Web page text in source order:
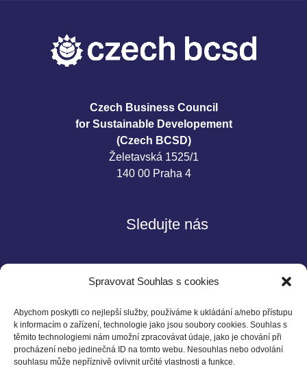
Spravovat Souhlas s cookies
Abychom poskytli co nejlepší služby, používáme k ukládání a/nebo přístupu
k informacím o zařízení, technologie jako jsou soubory cookies. Souhlas s
těmito technologiemi nám umožní zpracovávat údaje, jako je chování při
procházení nebo jedinečná ID na tomto webu. Nesouhlas nebo odvolání
souhlasu může nepříznivě ovlivnit určité vlastnosti a funkce.
Czech Business Council
for Sustainable Developement
(Czech BCSD)
Želetavská 1525/1
140 00 Praha 4
Sledujte nás
Kontakt